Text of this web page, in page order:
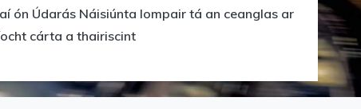
ón Údarás Náisiúnta Iompair tá an ceanglas ar
cárta a thairiscint